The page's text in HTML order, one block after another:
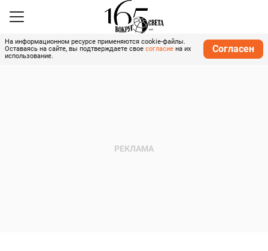
На информационном ресурсе применяются cookie-файлы.
Оставаясь на сайте, вы подтверждаете свое согласие на их
использование.
Согласен